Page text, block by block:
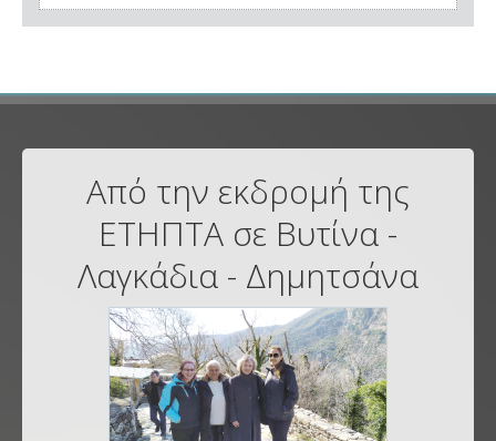
Από την εκδρομή της
ΕΤΗΠΤΑ σε Βυτίνα -
Λαγκάδια - Δημητσάνα